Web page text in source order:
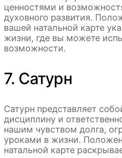
ценностями и
духовного развития.
вашей натальной карте
жизни, где вы можете
возможности.
7. Сатурн
Сатурн представляет
дисциплину и
нашим чувством долга,
уроками в жизни.
натальной карте